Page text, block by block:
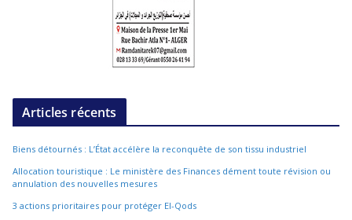
Articles récents
Biens détournés : L’État accélère la reconquête de son tissu industriel
Allocation touristique : Le ministère des Finances dément toute révision ou
annulation des nouvelles mesures
3 actions prioritaires pour protéger El-Qods